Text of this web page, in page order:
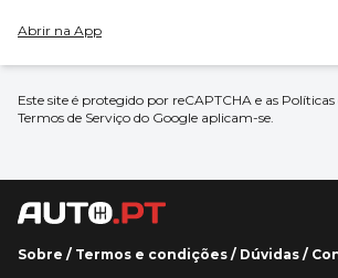
Abrir na App
Este site é protegido por reCAPTCHA e as Políticas
Termos de Serviço do Google aplicam-se.
Sobre / Termos e condições / Dúvidas /